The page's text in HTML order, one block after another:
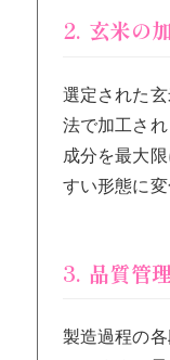
2. 玄米の
選定された
法で加工さ
成分を最大
すい形態に変
3. 品質管理
製造過程の